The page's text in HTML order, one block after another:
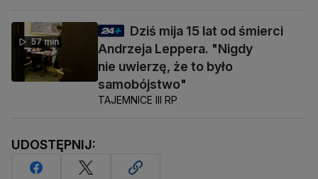
57 min
Dziś mija 15 lat od śmierci
Andrzeja Leppera. "Nigdy
nie uwierzę, że to było
samobójstwo"
TAJEMNICE III RP
UDOSTĘPNIJ: